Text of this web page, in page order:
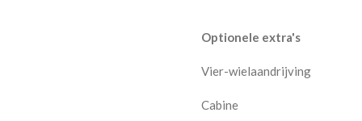
Optionele extra's
Vier-wielaandrijving
Cabine